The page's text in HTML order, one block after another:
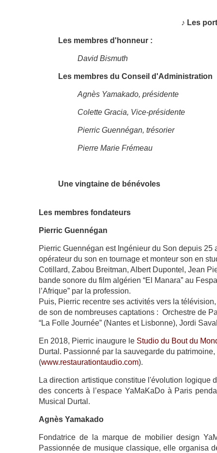
♪ Les
Les membres d'honneur :
David Bismuth
Les membres du Conseil d'Administration
Agnès Yamakado, présidente
Colette Gracia, Vice-présidente
Pierric Guennégan, trésorier
Pierre Marie Frémeau
Une vingtaine de bénévoles
Les membres fondateurs
Pierric Guennégan
Pierric Guennégan est Ingénieur du Son depuis
opérateur du son en tournage et monteur son en
Cotillard, Zabou Breitman, Albert Dupontel, Jean
bande sonore du film algérien “El Manara” au
l’Afrique” par la profession.
Puis, Pierric recentre ses activités vers la
de son de nombreuses captations : Orchestre de
“La Folle Journée” (Nantes et Lisbonne), Jordi
En 2018, Pierric inaugure le Studio du Bout du
Durtal. Passionné par la sauvegarde du
(www.restaurationtaudio.com).
La direction artistique constitue l'évolution logique
des concerts à l’espace YaMaKaDo à Paris
Musical Durtal.
Agnès Yamakado
Fondatrice de la marque de mobilier design
Passionnée de musique classique, elle organisa